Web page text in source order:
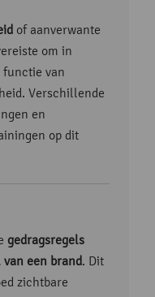
of aanverwante
om in
functie van
Verschillende
en
op dit
gedragsregels
een brand. Dit
zichtbare